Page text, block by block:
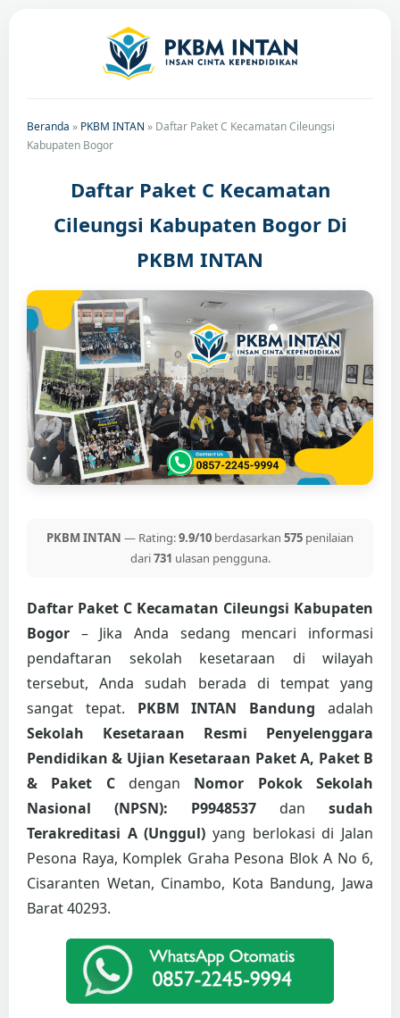
Beranda » PKBM INTAN » Daftar Paket C Kecamatan Cileungsi
Kabupaten Bogor
Daftar Paket C Kecamatan
Cileungsi Kabupaten Bogor Di
PKBM INTAN
PKBM INTAN — Rating:9.9/10 berdasarkan 575 penilaian
dari731 ulasan pengguna.
Daftar Paket C Kecamatan Cileungsi Kabupaten
Bogor – Jika Anda sedang mencari informasi
pendaftaran sekolah kesetaraan di wilayah
tersebut, Anda sudah berada di tempat yang
sangat tepat. PKBM INTAN Bandung adalah
Sekolah Kesetaraan Resmi Penyelenggara
Pendidikan & Ujian Kesetaraan Paket A, Paket B
& Paket Cdengan Nomor Pokok Sekolah
Nasional (NPSN): P9948537 dan sudah
Terakreditasi A (Unggul) yang berlokasi di Jalan
Pesona Raya, Komplek Graha Pesona Blok A No 6,
Cisaranten Wetan, Cinambo, Kota Bandung, Jawa
Barat 40293.